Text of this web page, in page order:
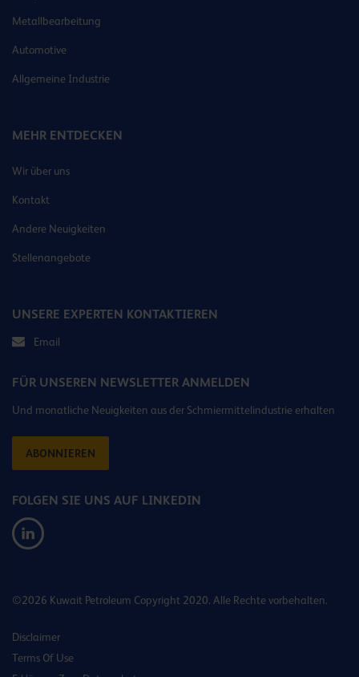
Metallbearbeitung
Automotive
Allgemeine Industrie
MEHR ENTDECKEN
Wir über uns
Kontakt
Andere Neuigkeiten
Stellenangebote
UNSERE EXPERTEN KONTAKTIEREN
Email
FÜR UNSEREN NEWSLETTER ANMELDEN
Und monatliche Neuigkeiten aus der Schmiermittelindustrie erhalten
ABONNIEREN
FOLGEN SIE UNS AUF LINKEDIN
©2026 Kuwait Petroleum Copyright 2020. Alle Rechte vorbehalten.
Disclaimer
Terms Of Use